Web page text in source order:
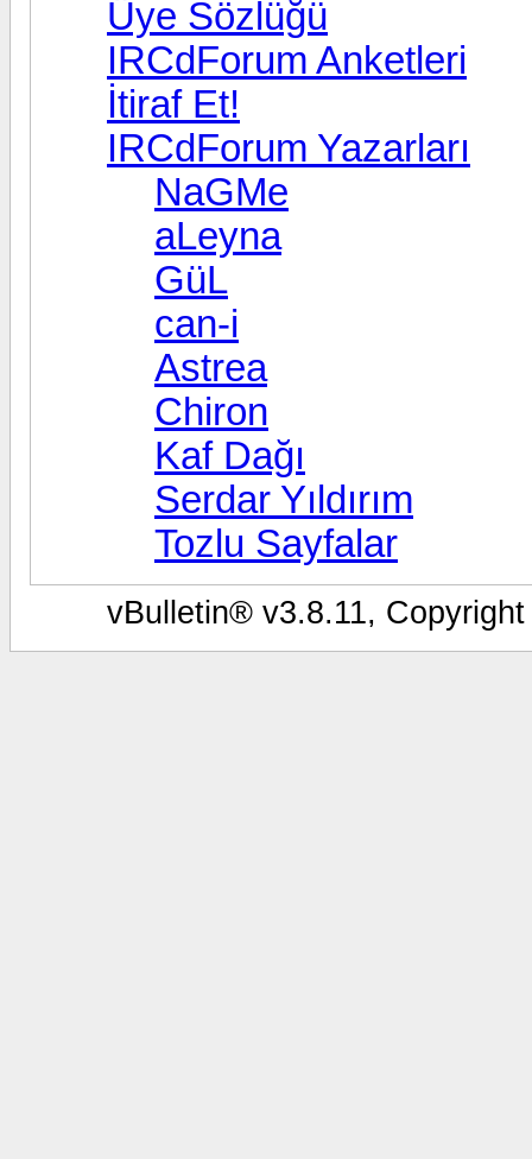
Üye Sözlüğü
IRCdForum Anketleri
İtiraf Et!
IRCdForum Yazarları
NaGMe
aLeyna
GüL
can-i
Astrea
Chiron
Kaf Dağı
Serdar Yıldırım
Tozlu Sayfalar
vBulletin® v3.8.11,